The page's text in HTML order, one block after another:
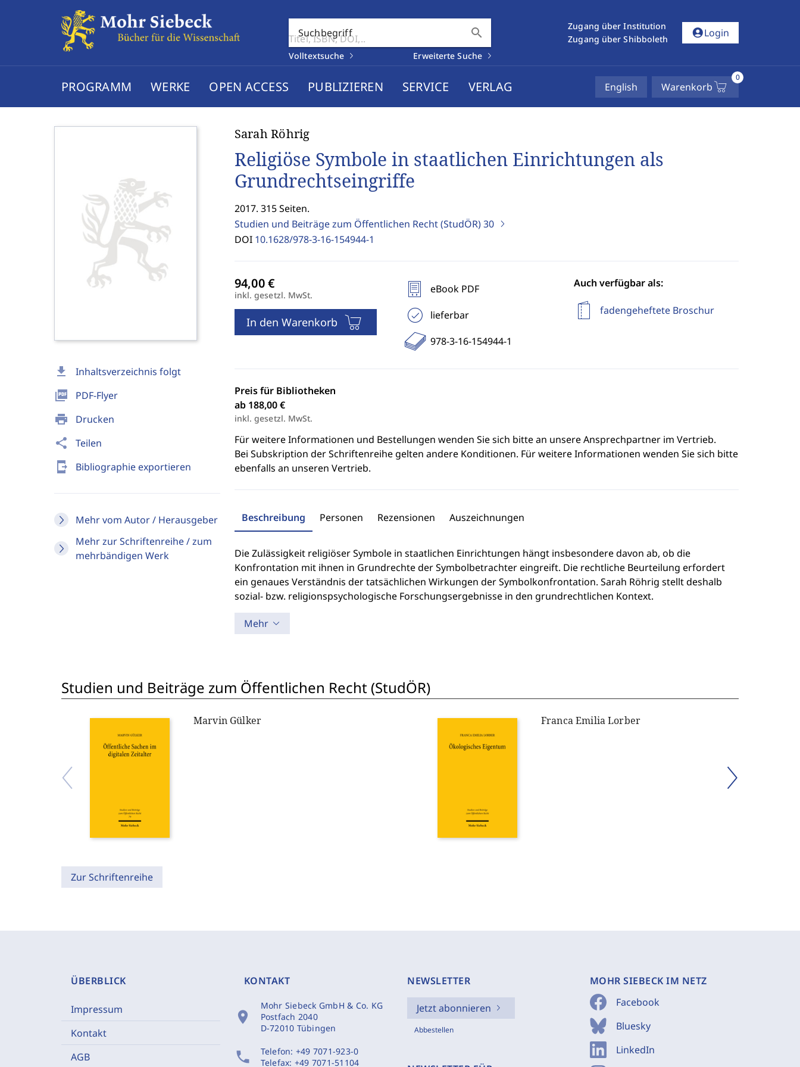
Suchbegriff search
Volltextsuche Erweiterte Suche
Zugang über Institution
Zugang über Shibboleth
account_circleLogin
PROGRAMM WERKE OPEN ACCESS PUBLIZIEREN SERVICE VERLAG English Warenkorb
0
download Inhaltsverzeichnis folgt
picture_as_pdf PDF-Flyer
print Drucken
share Teilen
send_to_mobile Bibliographie exportieren
Mehr vom Autor / Herausgeber
Mehr zur Schriftenreihe / zum
mehrbändigen Werk
Sarah Röhrig
Religiöse Symbole in staatlichen Einrichtungen als
Grundrechtseingriffe
2017. 315 Seiten.
Studien und Beiträge zum Öffentlichen Recht (StudÖR)30
DOI 10.1628/978-3-16-154944-1
inkl. gesetzl. MwSt.
In den Warenkorb
eBook PDF
lieferbar
978-3-16-154944-1
Auch verfügbar als:
fadengeheftete Broschur
Preis für Bibliotheken
ab 188,00 €
inkl. gesetzl. MwSt.
Für weitere Informationen und Bestellungen wenden Sie sich bitte an unsere Ansprechpartner im Vertrieb.
Bei Subskription der Schriftenreihe gelten andere Konditionen. Für weitere Informationen wenden Sie sich bitte
ebenfalls an unseren Vertrieb.
Beschreibung Personen Rezensionen Auszeichnungen
Die Zulässigkeit religiöser Symbole in staatlichen Einrichtungen hängt insbesondere davon ab, ob die
Konfrontation mit ihnen in Grundrechte der Symbolbetrachter eingreift. Die rechtliche Beurteilung erfordert
ein genaues Verständnis der tatsächlichen Wirkungen der Symbolkonfrontation. Sarah Röhrig stellt deshalb
sozial- bzw. religionspsychologische Forschungsergebnisse in den grundrechtlichen Kontext.
Mehr
Studien und Beiträge zum Öffentlichen Recht (StudÖR)
Marvin Gülker Franca Emilia Lorber
Zur Schriftenreihe
ÜBERBLICK
Impressum
Kontakt
AGB
KONTAKT
location_on
Mohr Siebeck GmbH & Co. KG
Postfach 2040
D-72010 Tübingen
phone Telefon: +49 7071-923-0
Telefax: +49 7071-51104
NEWSLETTER
Jetzt abonnieren
Abbestellen
MOHR SIEBECK IM NETZ
Facebook
Bluesky
LinkedIn